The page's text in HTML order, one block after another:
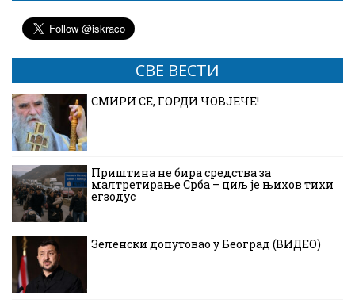
СВЕ ВЕСТИ
СМИРИ СЕ, ГОРДИ ЧОВЈЕЧЕ!
Приштина не бира средства за
малтретирање Срба – циљ је њихов тихи
егзодус
Зеленски допутовао у Београд (ВИДЕО)